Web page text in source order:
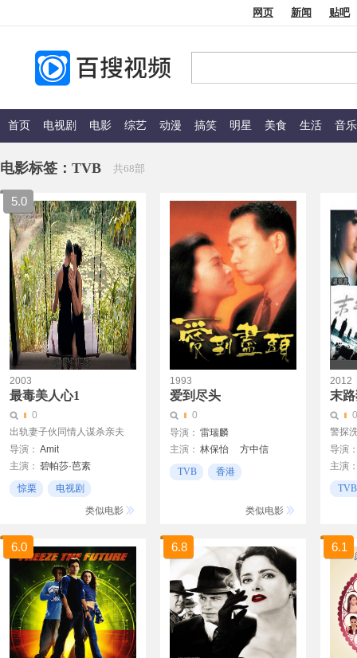
网页 新闻 贴吧
首页 电视剧 电影 综艺 动漫 搞笑 明星 美食 生活 音乐
电影标签： TVB 共68部
5.0
2003
最毒美人心1
0
出轨妻子伙同情人谋杀亲夫
导演： Amit
主演： 碧帕莎·芭素
约翰·亚伯拉罕
惊栗
电视剧
类似电影
1993
爱到尽头
0
导演： 雷瑞麟
主演： 林保怡
方中信
陈玉莲
TVB 香港
类似电影
2012
末
0
警探
导演
主演
张兆TVB
6.0 6.8 6.1